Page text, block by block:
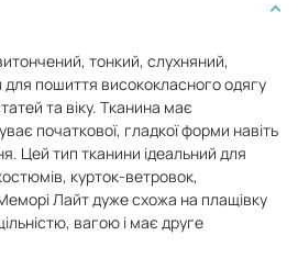
тонкий, слухняний,
для пошиття висококласного одягу
та віку. Тканина має
початкової, гладкої форми навіть
Цей тип тканини ідеальний для
курток-ветровок,
Лайт дуже схожа на плащівку
вагою і має друге